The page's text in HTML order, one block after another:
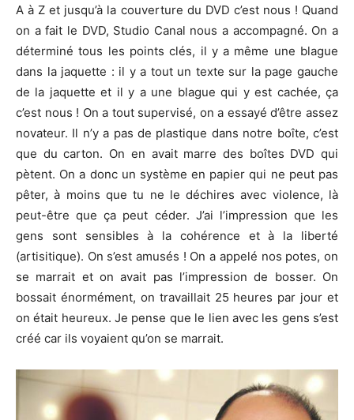
A à Z et jusqu’à la couverture du DVD c’est nous ! Quand
on a fait le DVD, Studio Canal nous a accompagné. On a
déterminé tous les points clés, il y a même une blague
dans la jaquette : il y a tout un texte sur la page gauche
de la jaquette et il y a une blague qui y est cachée, ça
c’est nous ! On a tout supervisé, on a essayé d’être assez
novateur. Il n’y a pas de plastique dans notre boîte, c’est
que du carton. On en avait marre des boîtes DVD qui
pètent. On a donc un système en papier qui ne peut pas
pêter, à moins que tu ne le déchires avec violence, là
peut-être que ça peut céder. J’ai l’impression que les
gens sont sensibles à la cohérence et à la liberté
(artisitique). On s’est amusés ! On a appelé nos potes, on
se marrait et on avait pas l’impression de bosser. On
bossait énormément, on travaillait 25 heures par jour et
on était heureux. Je pense que le lien avec les gens s’est
créé car ils voyaient qu’on se marrait.